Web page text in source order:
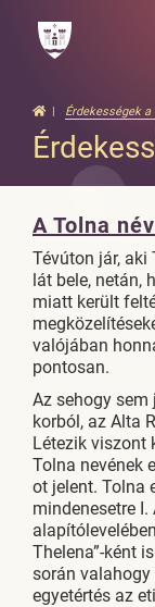
Érdekességek a
A Tolna
Tévúton jár, aki
lát bele, netán,
miatt került
valójában
pontosan.
Az sehogy sem
korból, az Alta
Létezik viszont
Tolna nevének
ot jelent. Tolna
mindenesetre
Thelena”-ként
során
egyetértés az